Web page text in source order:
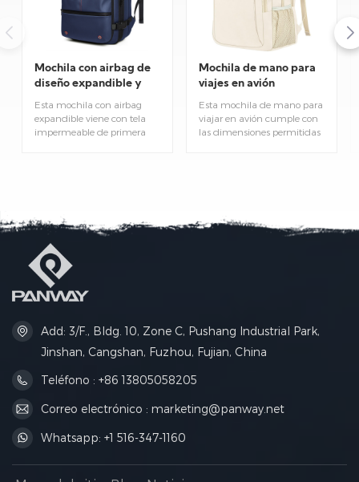
Mochila con airbag de
diseño expandible y
gran capacidad para
viajes.
Esta mochila con airbag
expandible viene con tela
impermeable de primera
espacio de almacenamiento
flexible para el uso
diario.camionetas y viajes de
negocios.
Mochila de mano para
viajes en avión
Esta mochila de mano para
viajar en avión cumple con
las dimensiones permitidas
perfectamente organizados
Add: 3/F., Bldg. 10, Zone C, Pushang Industrial Park,
Jinshan, Cangshan, Fuzhou, Fujian, China
Teléfono : +86 13805058205
Correo electrónico : marketing@panway.net
Whatsapp: +1 516-347-1160